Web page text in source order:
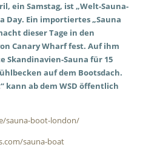
ein Samstag, ist „Welt-Sauna-
Day. Ein importiertes „Sauna
dieser Tage in den
Canary Wharf fest. Auf ihm
Skandinavien-Sauna für 15
auf dem Bootsdach.
kann ab dem WSD öffentlich
sauna-boot-london/
sauna-boat